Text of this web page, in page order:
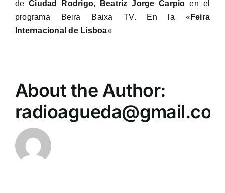
deCiudad Rodrigo, Beatriz Jorge Carpioen el
programa Beira Baixa TV. En la « Feira
Internacional de Lisboa«
About the Author: